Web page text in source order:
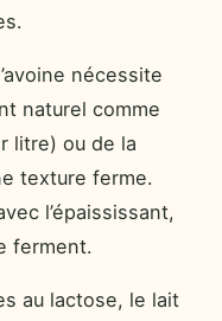
nécessite
naturel comme
litre) ou de la
texture ferme.
l’épaississant,
ferment.
au lactose, le lait